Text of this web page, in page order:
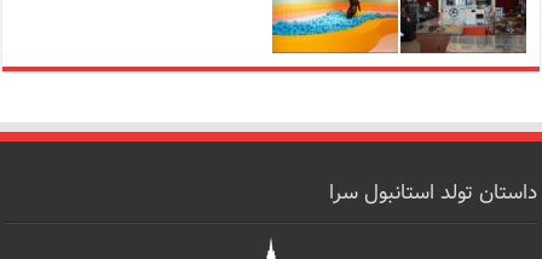
داستان تولد استانبول سرا